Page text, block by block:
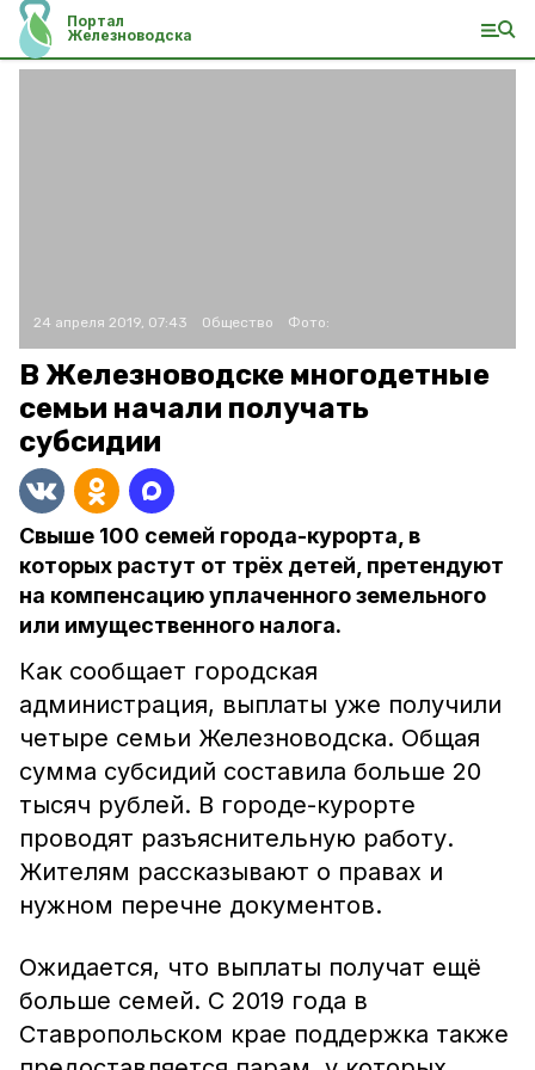
Портал
Железноводска
24 апреля 2019, 07:43 Общество Фото:
В Железноводске многодетные
семьи начали получать
субсидии
Свыше 100 семей города-курорта, в
которых растут от трёх детей, претендуют
на компенсацию уплаченного земельного
или имущественного налога.
Как сообщает городская
администрация, выплаты уже получили
четыре семьи Железноводска. Общая
сумма субсидий составила больше 20
тысяч рублей. В городе-курорте
проводят разъяснительную работу.
Жителям рассказывают о правах и
нужном перечне документов.
Ожидается, что выплаты получат ещё
больше семей. С 2019 года в
Ставропольском крае поддержка также